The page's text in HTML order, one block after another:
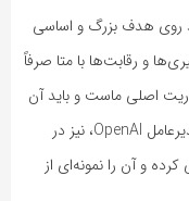
روی هدف بزرگ و اساسی
و رقابت‌ها با متا صرفاً
اصلی ماست و باید آن
را از هیاهوی رقابت‌ها جدا کنیم.» سم آلتمن، مدیرعامل OpenAI، نیز در
و آن را نمونه‌ای از